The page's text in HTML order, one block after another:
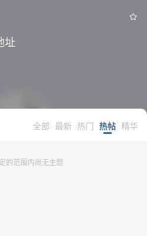
址
全部 最新 热门 热帖 精华
的范围内尚无主题